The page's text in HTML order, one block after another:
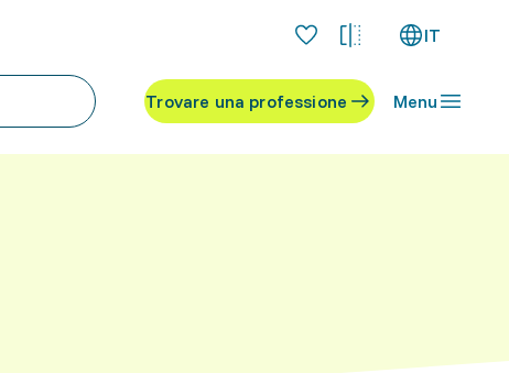
IT
Trovare una professione Menu